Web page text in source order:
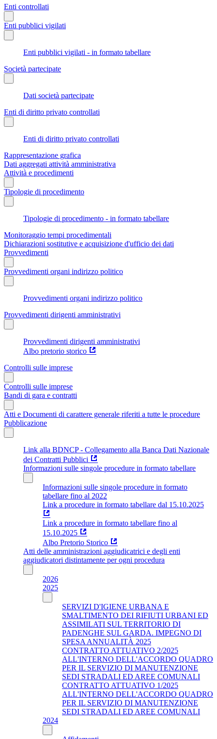
Enti controllati
Enti pubblici vigilati
Enti pubblici vigilati - in formato tabellare
Società partecipate
Dati società partecipate
Enti di diritto privato controllati
Enti di diritto privato controllati
Rappresentazione grafica
Dati aggregati attività amministrativa
Attività e procedimenti
Tipologie di procedimento
Tipologie di procedimento - in formato tabellare
Monitoraggio tempi procedimentali
Dichiarazioni sostitutive e acquisizione d'ufficio dei dati
Provvedimenti
Provvedimenti organi indirizzo politico
Provvedimenti organi indirizzo politico
Provvedimenti dirigenti amministrativi
Provvedimenti dirigenti amministrativi
Albo pretorio storico
Controlli sulle imprese
Controlli sulle imprese
Bandi di gara e contratti
Atti e Documenti di carattere generale riferiti a tutte le procedure
Pubblicazione
Link alla BDNCP - Collegamento alla Banca Dati Nazionale
dei Contratti Pubblici
Informazioni sulle singole procedure in formato tabellare
Informazioni sulle singole procedure in formato
tabellare fino al 2022
Link a procedure in formato tabellare dal 15.10.2025
Link a procedure in formato tabellare fino al
15.10.2025
Albo Pretorio Storico
Atti delle amministrazioni aggiudicatrici e degli enti
aggiudicatori distintamente per ogni procedura
2026
2025
SERVIZI D'IGIENE URBANA E
SMALTIMENTO DEI RIFIUTI URBANI ED
ASSIMILATI SUL TERRITORIO DI
PADENGHE SUL GARDA. IMPEGNO DI
SPESA ANNUALITÀ 2025
CONTRATTO ATTUATIVO 2/2025
ALL'INTERNO DELL'ACCORDO QUADRO
PER IL SERVIZIO DI MANUTENZIONE
SEDI STRADALI ED AREE COMUNALI
CONTRATTO ATTUATIVO 1/2025
ALL'INTERNO DELL'ACCORDO QUADRO
PER IL SERVIZIO DI MANUTENZIONE
SEDI STRADALI ED AREE COMUNALI
2024